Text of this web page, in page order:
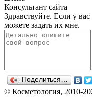
Консультант сайта
Здравствуйте. Если у
можете задать их мне.
Поделиться…
© Косметология, 2010-